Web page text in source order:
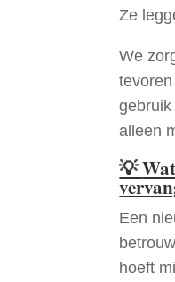
Ze
We
alleen
💡
Een
hoeft